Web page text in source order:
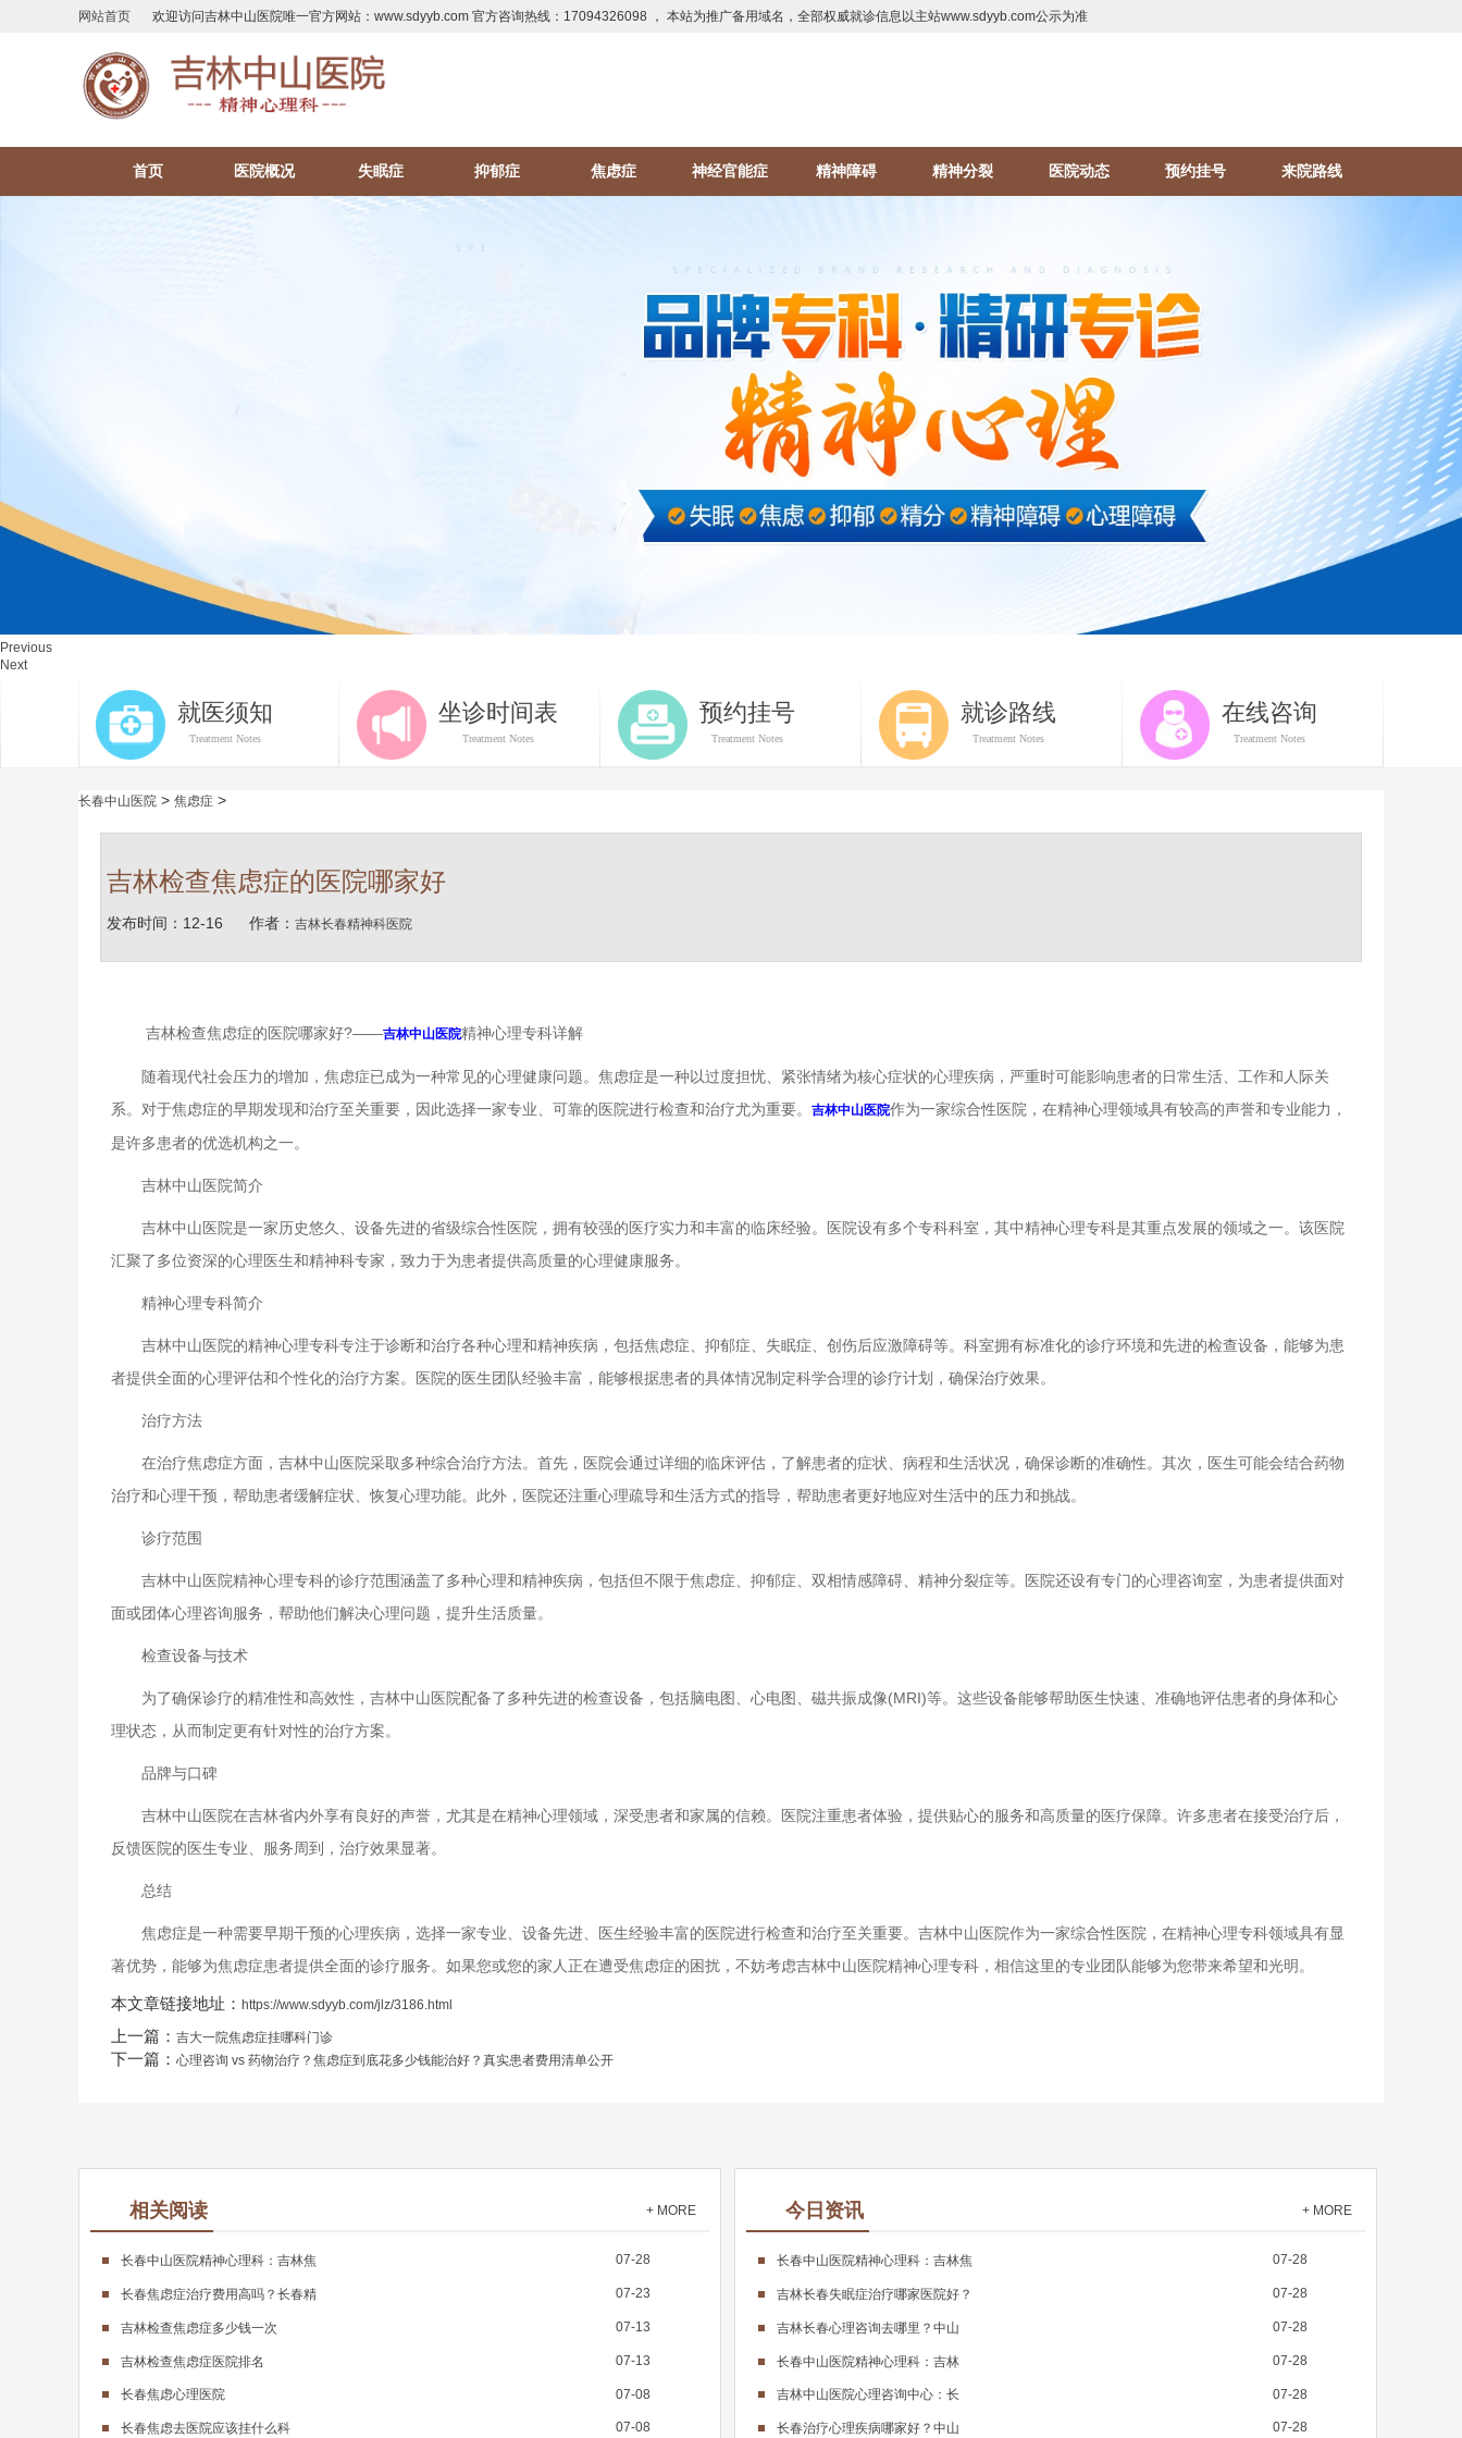
网站首页 欢迎访问吉林中山医院唯一官方网站：www.sdyyb.com 官方咨询热线：17094326098 ， 本站为推广备用域名，全部权威就诊信息以主站www.sdyyb.com公示为准
首页 医院概况 失眠症 抑郁症 焦虑症 神经官能症 精神障碍 精神分裂 医院动态 预约挂号 来院路线
Previous
Next
就医须知
Treatment Notes
坐诊时间表
Treatment Notes
预约挂号
Treatment Notes
就诊路线
Treatment Notes
在线咨询
Treatment Notes
长春中山医院 > 焦虑症 >
吉林检查焦虑症的医院哪家好
发布时间：12-16 作者： 吉林长春精神科医院
吉林检查焦虑症的医院哪家好?——吉林中山医院精神心理专科详解
随着现代社会压力的增加，焦虑症已成为一种常见的心理健康问题。焦虑症是一种以过度担忧、紧张情绪为核心症状的心理疾病，严重时可能影响患者的日常生活、工作和人际关
系。对于焦虑症的早期发现和治疗至关重要，因此选择一家专业、可靠的医院进行检查和治疗尤为重要。 吉林中山医院作为一家综合性医院，在精神心理领域具有较高的声誉和专业能力，
是许多患者的优选机构之一。
吉林中山医院简介
吉林中山医院是一家历史悠久、设备先进的省级综合性医院，拥有较强的医疗实力和丰富的临床经验。医院设有多个专科科室，其中精神心理专科是其重点发展的领域之一。该医院
汇聚了多位资深的心理医生和精神科专家，致力于为患者提供高质量的心理健康服务。
精神心理专科简介
吉林中山医院的精神心理专科专注于诊断和治疗各种心理和精神疾病，包括焦虑症、抑郁症、失眠症、创伤后应激障碍等。科室拥有标准化的诊疗环境和先进的检查设备，能够为患
者提供全面的心理评估和个性化的治疗方案。医院的医生团队经验丰富，能够根据患者的具体情况制定科学合理的诊疗计划，确保治疗效果。
治疗方法
在治疗焦虑症方面，吉林中山医院采取多种综合治疗方法。首先，医院会通过详细的临床评估，了解患者的症状、病程和生活状况，确保诊断的准确性。其次，医生可能会结合药物
治疗和心理干预，帮助患者缓解症状、恢复心理功能。此外，医院还注重心理疏导和生活方式的指导，帮助患者更好地应对生活中的压力和挑战。
诊疗范围
吉林中山医院精神心理专科的诊疗范围涵盖了多种心理和精神疾病，包括但不限于焦虑症、抑郁症、双相情感障碍、精神分裂症等。医院还设有专门的心理咨询室，为患者提供面对
面或团体心理咨询服务，帮助他们解决心理问题，提升生活质量。
检查设备与技术
为了确保诊疗的精准性和高效性，吉林中山医院配备了多种先进的检查设备，包括脑电图、心电图、磁共振成像(MRI)等。这些设备能够帮助医生快速、准确地评估患者的身体和心
理状态，从而制定更有针对性的治疗方案。
品牌与口碑
吉林中山医院在吉林省内外享有良好的声誉，尤其是在精神心理领域，深受患者和家属的信赖。医院注重患者体验，提供贴心的服务和高质量的医疗保障。许多患者在接受治疗后，
反馈医院的医生专业、服务周到，治疗效果显著。
总结
焦虑症是一种需要早期干预的心理疾病，选择一家专业、设备先进、医生经验丰富的医院进行检查和治疗至关重要。吉林中山医院作为一家综合性医院，在精神心理专科领域具有显
著优势，能够为焦虑症患者提供全面的诊疗服务。如果您或您的家人正在遭受焦虑症的困扰，不妨考虑吉林中山医院精神心理专科，相信这里的专业团队能够为您带来希望和光明。
本文章链接地址： https://www.sdyyb.com/jlz/3186.html
上一篇： 吉大一院焦虑症挂哪科门诊
下一篇： 心理咨询 vs 药物治疗？焦虑症到底花多少钱能治好？真实患者费用清单公开
相关阅读 + MORE
长春中山医院精神心理科：吉林焦 07-28
长春焦虑症治疗费用高吗？长春精 07-23
吉林检查焦虑症多少钱一次 07-13
吉林检查焦虑症医院排名 07-13
长春焦虑心理医院 07-08
长春焦虑去医院应该挂什么科 07-08
今日资讯 + MORE
长春中山医院精神心理科：吉林焦 07-28
吉林长春失眠症治疗哪家医院好？ 07-28
吉林长春心理咨询去哪里？中山 07-28
长春中山医院精神心理科：吉林 07-28
吉林中山医院心理咨询中心：长 07-28
长春治疗心理疾病哪家好？中山 07-28